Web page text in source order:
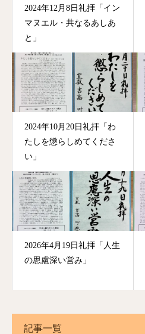
2024年12月8日礼拝「イン
マヌエル・共なるあしあ
と」
2024年10月20日礼拝「わ
たしを懲らしめてくださ
い」
2026年4月19日礼拝「人生
の思慮深い営み」
記事一覧